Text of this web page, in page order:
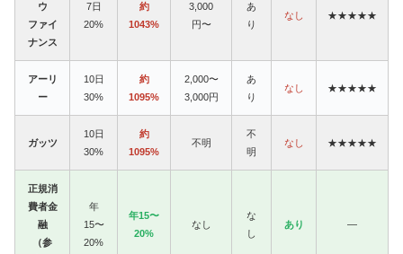
ウ
ファイ
ナンス
7日
20%
約
1043%
3,000
円〜
あ
り
なし ★★★★★
アーリ
ー
10日
30%
約
1095%
2,000〜
3,000円
あ
り
なし ★★★★★
ガッツ
10日
30%
約
1095%
不明
不
明
なし ★★★★★
正規消
費者金
融
（参
年
15〜
20%
年15〜
20%
なし
な
し
あり —